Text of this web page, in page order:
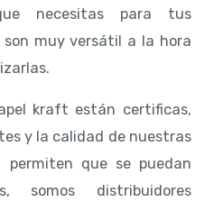
necesitas para tus
muy versátil a la hora
kraft están certificas,
y la calidad de nuestras
que se puedan
somos distribuidores